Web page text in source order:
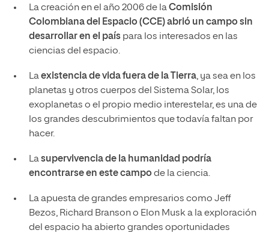
La creación en el año 2006 de laComisión
Colombiana del Espacio (CCE) abrió un campo sin
desarrollar en el paíspara los interesados en las
ciencias del espacio.
Laexistencia de vida fuera de la Tierra, ya sea en los
planetas y otros cuerpos del Sistema Solar, los
exoplanetas o el propio medio interestelar, es una de
los grandes descubrimientos que todavía faltan por
hacer.
Lasupervivencia de la humanidad podría
encontrarse en este campode la ciencia.
La apuesta de grandes empresarios como Jeff
Bezos, Richard Branson o Elon Musk a la exploración
del espacio ha abierto grandes oportunidades